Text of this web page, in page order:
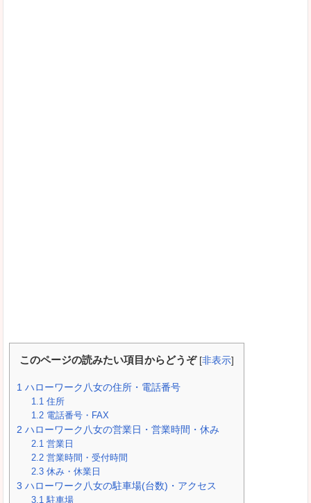
このページの読みたい項目からどうぞ [非表示]
1 ハローワーク八女の住所・電話番号
1.1 住所
1.2 電話番号・FAX
2 ハローワーク八女の営業日・営業時間・休み
2.1 営業日
2.2 営業時間・受付時間
2.3 休み・休業日
3 ハローワーク八女の駐車場(台数)・アクセス
3.1 駐車場